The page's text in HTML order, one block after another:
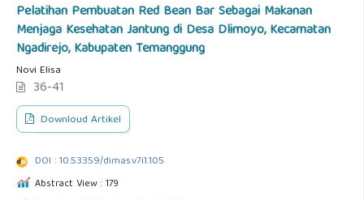
Pelatihan Pembuatan Red Bean Bar Sebagai Makanan
Menjaga Kesehatan Jantung di Desa Dlimoyo, Kecamatan
Ngadirejo, Kabupaten Temanggung
Novi Elisa
36-41
Downloud Artikel
DOI : 10.53359/dimas.v7i1.105
Abstract View : 179